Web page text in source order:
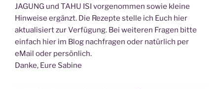
JAGUNG und TAHU ISI vorgenommen sowie kleine
Hinweise ergänzt. Die Rezepte stelle ich Euch hier
aktualisiert zur Verfügung. Bei weiteren Fragen bitte
einfach hier im Blog nachfragen oder natürlich per
eMail oder persönlich.
Danke, Eure Sabine